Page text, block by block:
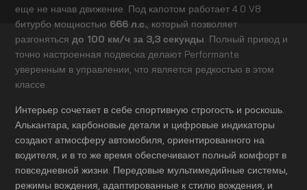
еще не начав движение. Под капотом работает 4.0 V8
битурбо мощностью 666 л.с. , который позволяет
разгоняться до 100 км/ч за 3,3 секунды . Полный привод и
точно настроенная подвеска делают Performante
уверенным в управлении, что является редкостью в этом
классе.
Интерьер сочетает в себе спортивную строгость и роскошь.
Алькантара, карбоновые детали и цифровые индикаторы
создают атмосферу автомобиля, ориентированного на
водителя, и в то же время обеспечивают полный комфорт в
повседневной жизни. Передовые мультимедийные системы,
режимы вождения, адаптированные к стилю вождения, и